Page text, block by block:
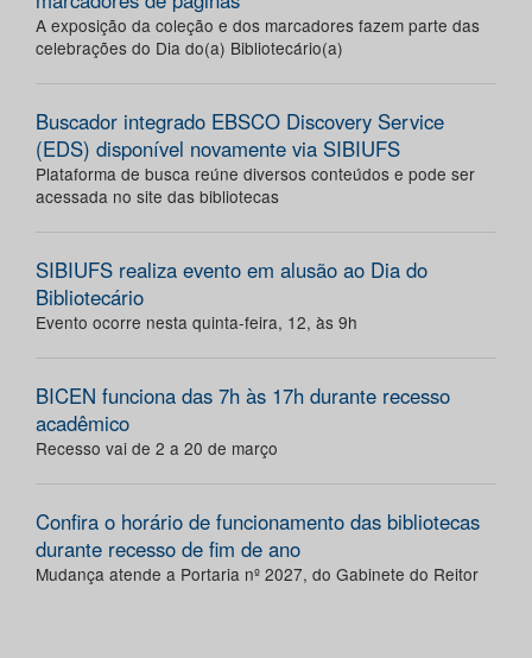
A exposição da coleção e dos marcadores fazem parte das
celebrações do Dia do(a) Bibliotecário(a)
Buscador integrado EBSCO Discovery Service
(EDS) disponível novamente via SIBIUFS
Plataforma de busca reúne diversos conteúdos e pode ser
acessada no site das bibliotecas
SIBIUFS realiza evento em alusão ao Dia do
Bibliotecário
Evento ocorre nesta quinta-feira, 12, às 9h
BICEN funciona das 7h às 17h durante recesso
acadêmico
Recesso vai de 2 a 20 de março
Confira o horário de funcionamento das bibliotecas
durante recesso de fim de ano
Mudança atende a Portaria nº 2027, do Gabinete do Reitor